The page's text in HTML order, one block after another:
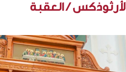
/ العقبة